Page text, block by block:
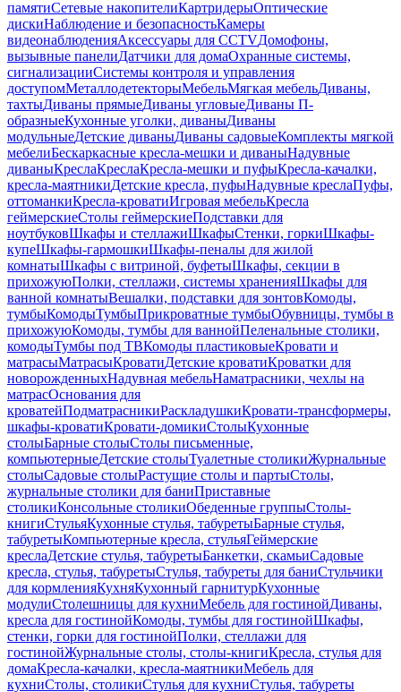
памятиСетевые накопителиКартридерыОптические
дискиНаблюдение и безопасностьКамеры
видеонаблюденияАксессуары для CCTVДомофоны,
вызывные панелиДатчики для домаОхранные системы,
сигнализацииСистемы контроля и управления
доступомМеталлодетекторыМебельМягкая мебельДиваны,
тахтыДиваны прямыеДиваны угловыеДиваны П-
образныеКухонные уголки, диваныДиваны
модульныеДетские диваныДиваны садовыеКомплекты мягкой
мебелиБескаркасные кресла-мешки и диваныНадувные
диваныКреслаКреслаКресла-мешки и пуфыКресла-качалки,
кресла-маятникиДетские кресла, пуфыНадувные креслаПуфы,
оттоманкиКресла-кроватиИгровая мебельКресла
геймерскиеСтолы геймерскиеПодставки для
ноутбуковШкафы и стеллажиШкафыСтенки, горкиШкафы-
купеШкафы-гармошкиШкафы-пеналы для жилой
комнатыШкафы с витриной, буфетыШкафы, секции в
прихожуюПолки, стеллажи, системы храненияШкафы для
ванной комнатыВешалки, подставки для зонтовКомоды,
тумбыКомодыТумбыПрикроватные тумбыОбувницы, тумбы в
прихожуюКомоды, тумбы для ваннойПеленальные столики,
комодыТумбы под ТВКомоды пластиковыеКровати и
матрасыМатрасыКроватиДетские кроватиКроватки для
новорожденныхНадувная мебельНаматрасники, чехлы на
матрасОснования для
кроватейПодматрасникиРаскладушкиКровати-трансформеры,
шкафы-кроватиКровати-домикиСтолыКухонные
столыБарные столыСтолы письменные,
компьютерныеДетские столыТуалетные столикиЖурнальные
столыСадовые столыРастущие столы и партыСтолы,
журнальные столики для баниПриставные
столикиКонсольные столикиОбеденные группыСтолы-
книгиСтульяКухонные стулья, табуретыБарные стулья,
табуретыКомпьютерные кресла, стульяГеймерские
креслаДетские стулья, табуретыБанкетки, скамьиСадовые
кресла, стулья, табуретыСтулья, табуреты для баниСтульчики
для кормленияКухняКухонный гарнитурКухонные
модулиСтолешницы для кухниМебель для гостинойДиваны,
кресла для гостинойКомоды, тумбы для гостинойШкафы,
стенки, горки для гостинойПолки, стеллажи для
гостинойЖурнальные столы, столы-книгиКресла, стулья для
домаКресла-качалки, кресла-маятникиМебель для
кухниСтолы, столикиСтулья для кухниСтулья, табуреты